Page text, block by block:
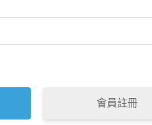
會員註冊